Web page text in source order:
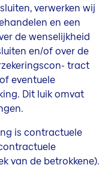
verwerken wij
en een
de wenselijkheid
en/of over de
tract
eventuele
Dit luik omvat
is contractuele
van de betrokkene).